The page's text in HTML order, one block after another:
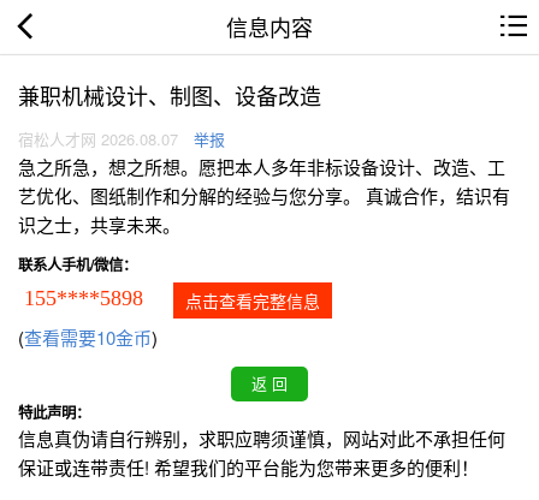
信息内容
兼职机械设计、制图、设备改造
宿松人才网 2026.08.07 举报
急之所急，想之所想。愿把本人多年非标设备设计、改造、工
艺优化、图纸制作和分解的经验与您分享。 真诚合作，结识有
识之士，共享未来。
联系人手机/微信：
155****5898 点击查看完整信息
(查看需要10金币)
特此声明：
信息真伪请自行辨别，求职应聘须谨慎，网站对此不承担任何
保证或连带责任! 希望我们的平台能为您带来更多的便利！